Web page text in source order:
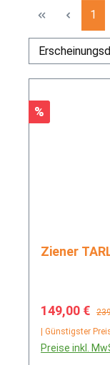
1
Rabatt
%
149,00 €
| Günstigster
Preise inkl.